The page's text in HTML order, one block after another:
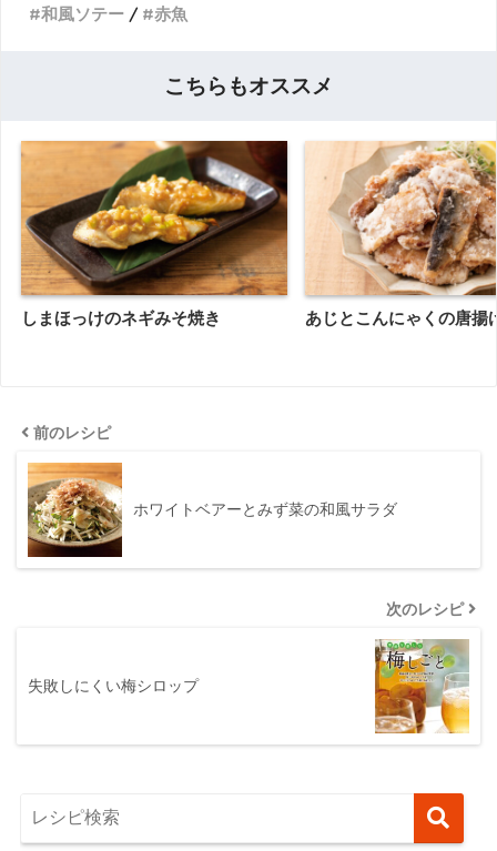
和風ソテー 赤魚
こちらもオススメ
しまほっけのネギみそ焼き あじとこんにゃくの唐揚
前のレシピ
ホワイトベアーとみず菜の和風サラダ
次のレシピ
失敗しにくい梅シロップ